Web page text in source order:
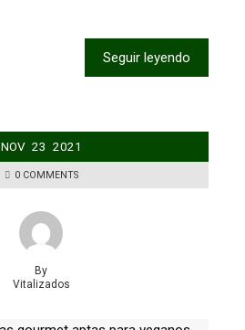
Seguir leyendo
NOV 23 2021
0 COMMENTS
By
Vitalizados